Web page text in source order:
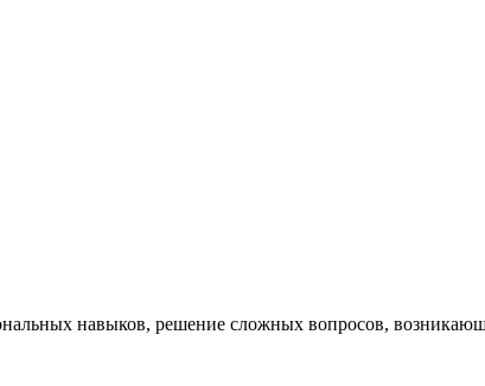
навыков, решение сложных вопросов,